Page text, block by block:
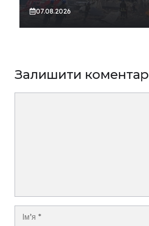
07.08.2026
Залишити коментар